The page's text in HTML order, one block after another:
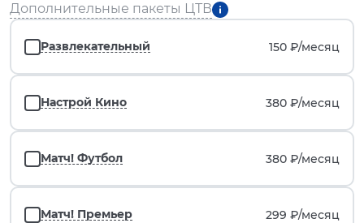
Дополнительные пакеты ЦТВ
Развлекательный 150 ₽/месяц
Настрой Кино 380 ₽/месяц
Матч! Футбол 380 ₽/месяц
Матч! Премьер 299 ₽/месяц